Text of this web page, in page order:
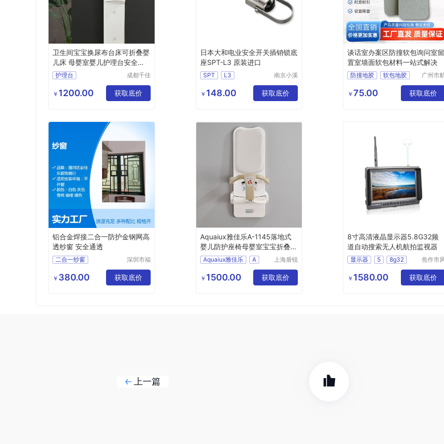
卫生间宝宝换尿布台床可折叠婴
儿床 母婴室婴儿护理台安全座
椅护理台
卫生间护理台
成都千佳
公司
￥ 1200.00 获取底价
日本大和电业安全开关插销锁底
座SPT-L3 原装进口
SPT
L3
L3安全开关
南京小溪
有限公司
￥ 148.00 获取底价
谈话室办案区防撞软包询问室留
置室墙面软包材料一站式解决
防撞地胶
软包地胶
审讯室软包
办案区软包
广州市
限公司
￥ 75.00 获取底价
铝合金焊接二合一防护金钢网高
透纱窗 安全通透
二合一纱窗
深圳做纱窗门的公司
深圳市福
乐窗饰商
行
￥ 380.00 获取底价
Aquaiux雅佳乐A-1145落地式
婴儿防护座椅母婴室宝宝折叠壁
挂式
Aquaiux雅佳乐
A
1145落地式婴儿防护座椅
折叠壁挂式座椅
上海盾锐
公司
￥ 1500.00 获取底价
8寸高清液晶显示器5.8G32频
道自动搜索无人机航拍监视器
显示器 5
8g32
焦作市
有限公司
￥ 1580.00 获取底价
上一篇